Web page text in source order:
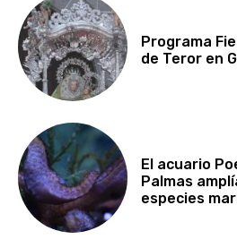
Programa
de Teror en
El acuario
Palmas
especies